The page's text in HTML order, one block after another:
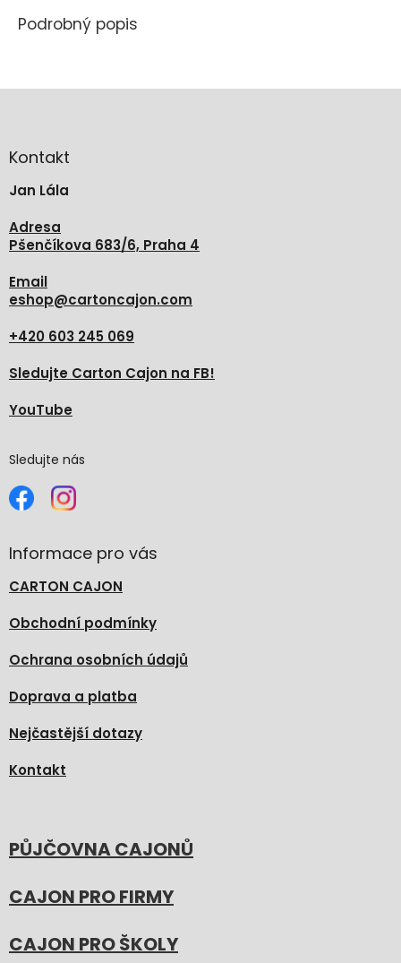
Podrobný popis
aKontakt
Jan Lála
Adresa
Pšenčíkova 683/6, Praha 4
Email
eshop@cartoncajon.com
+420 603 245 069
Sledujte Carton Cajon na FB!
YouTube
Sledujte nás
Informace pro vás
CARTON CAJON
Obchodní podmínky
Ochrana osobních údajů
Doprava a platba
Nejčastější dotazy
Kontakt
PŮJČOVNA CAJONŮ
CAJON PRO FIRMY
CAJON PRO ŠKOLY